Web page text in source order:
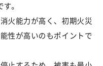
。
火能力が高く、初期火災
性が高いのもポイントで